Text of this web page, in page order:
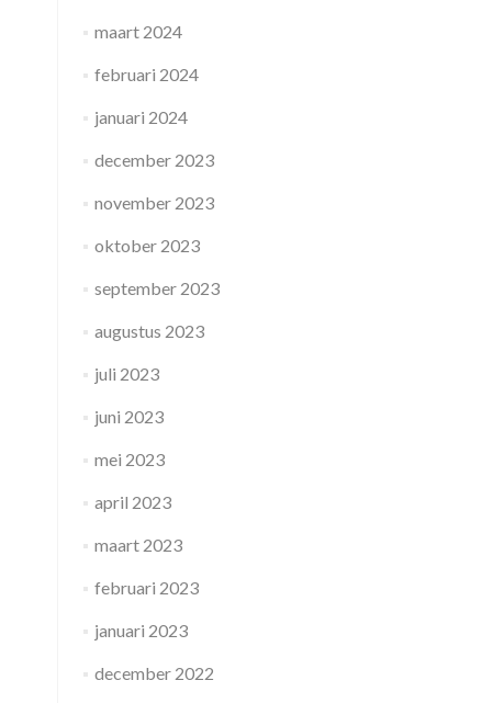
maart 2024
februari 2024
januari 2024
december 2023
november 2023
oktober 2023
september 2023
augustus 2023
juli 2023
juni 2023
mei 2023
april 2023
maart 2023
februari 2023
januari 2023
december 2022